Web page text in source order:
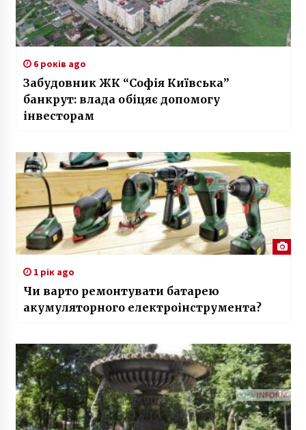
6 років ago
Забудовник ЖК “Софія Київська”
банкрут: влада обіцяє допомогу
інвесторам
1 рік ago
Чи варто ремонтувати батарею
акумуляторного електроінструмента?